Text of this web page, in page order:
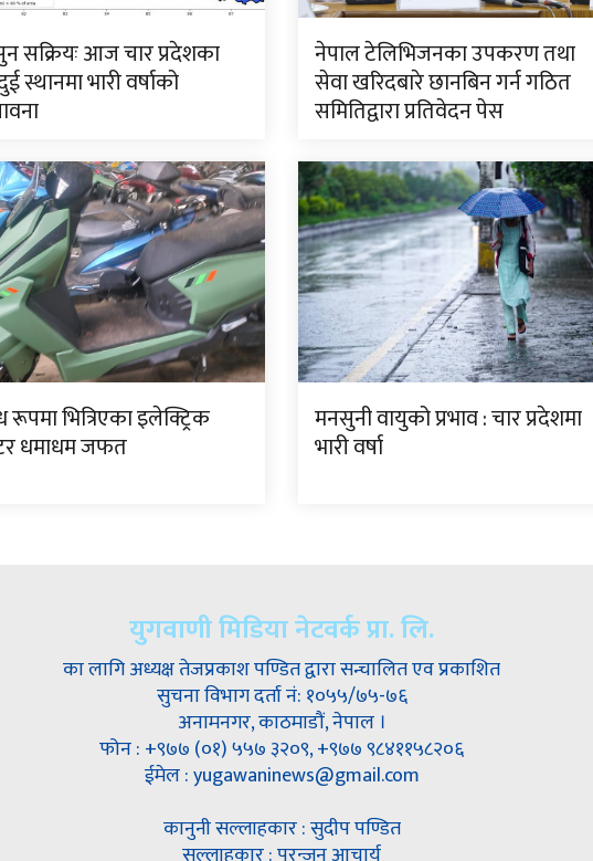
सक्रियः आज चार प्रदेशका
स्थानमा भारी वर्षाको
नेपाल टेलिभिजनका उपकरण तथा
सेवा खरिदबारे छानबिन गर्न गठित
समितिद्वारा प्रतिवेदन पेस
भित्रिएका इलेक्ट्रिक
धमाधम जफत
मनसुनी वायुको प्रभाव : चार प्रदेशमा
भारी वर्षा
युगवाणी मिडिया नेटवर्क प्रा. लि.
का लागि अध्यक्ष तेजप्रकाश पण्डित द्वारा सन्चालित एव प्रकाशित
सुचना विभाग दर्ता नं: १०५५/७५-७६
अनामनगर, काठमाडौं, नेपाल ।
फोन : +९७७ (०१) ५५७ ३२०९, +९७७ ९८४११५८२०६
ईमेल : yugawaninews@gmail.com
कानुनी सल्लाहकार : सुदीप पण्डित